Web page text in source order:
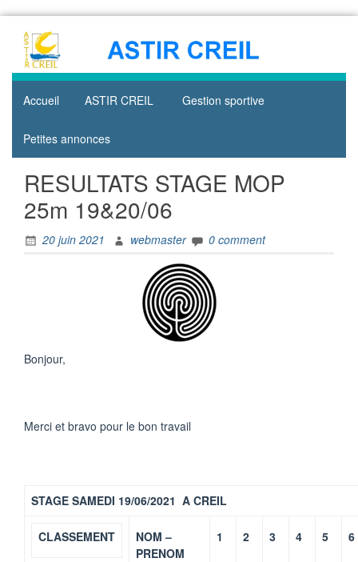
content
Accueil ASTIR CREIL Gestion sportive
Petites annonces
RESULTATS STAGE MOP
25m 19&20/06
20 juin 2021 webmaster 0 comment
Bonjour,
Merci et bravo pour le bon travail
STAGE SAMEDI 19/06/2021 A CREIL
CLASSEMENT
NOM –
PRENOM
1 2 3 4 5 6